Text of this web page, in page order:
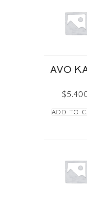
AVO
$
ADD TO